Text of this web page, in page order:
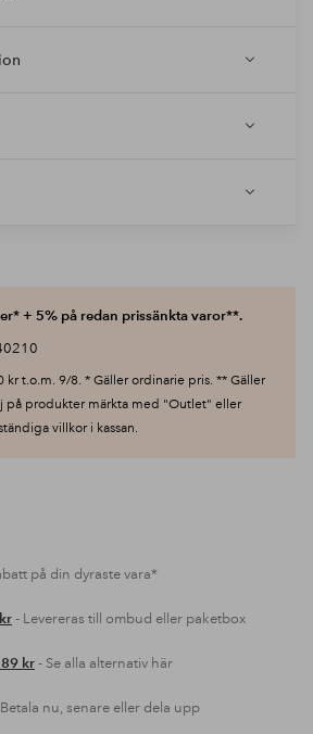
+ 5% på redan prissänkta varor**.
t.o.m. 9/8. * Gäller ordinarie pris. ** Gäller
på produkter märkta med "Outlet" eller
villkor i kassan.
på din dyraste vara*
- Levereras till ombud eller paketbox
kr- Se alla alternativ här
nu, senare eller dela upp